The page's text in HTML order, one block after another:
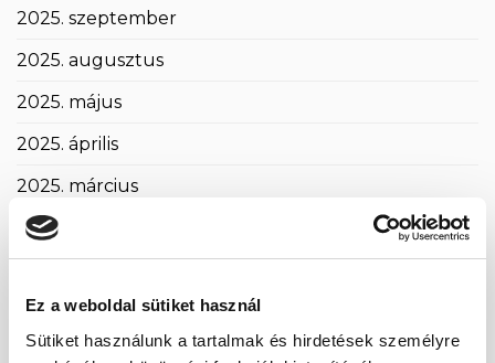
Ez a weboldal sütiket használ
Sütiket használunk a tartalmak és hirdetések személyre
2025. szeptember
2025. augusztus
2025. május
2025. április
2025. március
2025. február
2024. november